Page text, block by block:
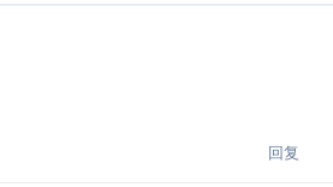
回复